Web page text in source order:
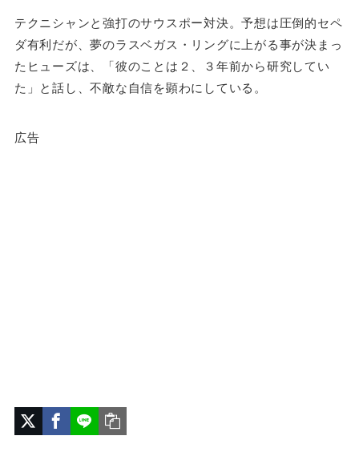
テクニシャンと強打のサウスポー対決。予想は圧倒的セペ
ダ有利だが、夢のラスベガス・リングに上がる事が決まっ
たヒューズは、「彼のことは２、３年前から研究してい
た」と話し、不敵な自信を顕わにしている。
広告